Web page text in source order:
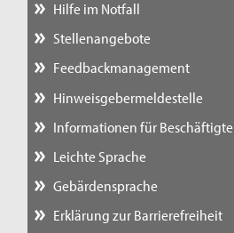
Hilfe im Notfall
Stellenangebote
Feedbackmanagement
Hinweisgebermeldestelle
Informationen für Beschäftigte
Leichte Sprache
Gebärdensprache
Erklärung zur Barrierefreiheit